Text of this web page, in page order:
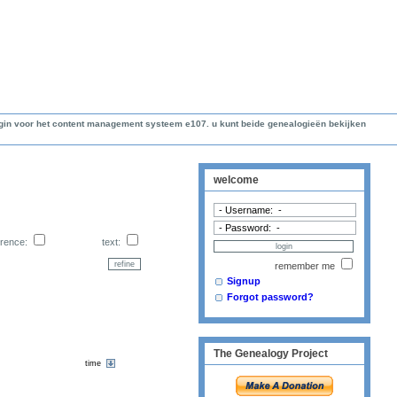
voor het content management systeem e107. u kunt beide genealogieën bekijken
text:
welcome
remember me
Signup
Forgot password?
The Genealogy Project